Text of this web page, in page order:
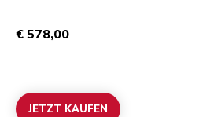
€ 578,00
JETZT KAUFEN